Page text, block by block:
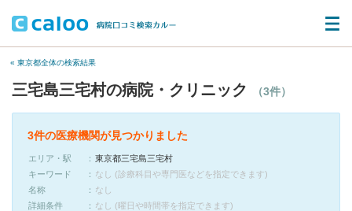
« 東京都全体の検索結果
三宅島三宅村の病院・クリニック （3件）
3件の医療機関が見つかりました
エリア・駅
東京都三宅島三宅村
キーワード
なし (診療科目や専門医などを指定できます)
名称
なし
詳細条件
なし (曜日や時間帯を指定できます)